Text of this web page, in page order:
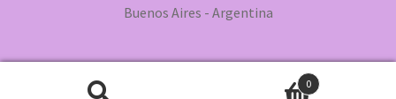
Buenos Aires - Argentina
0